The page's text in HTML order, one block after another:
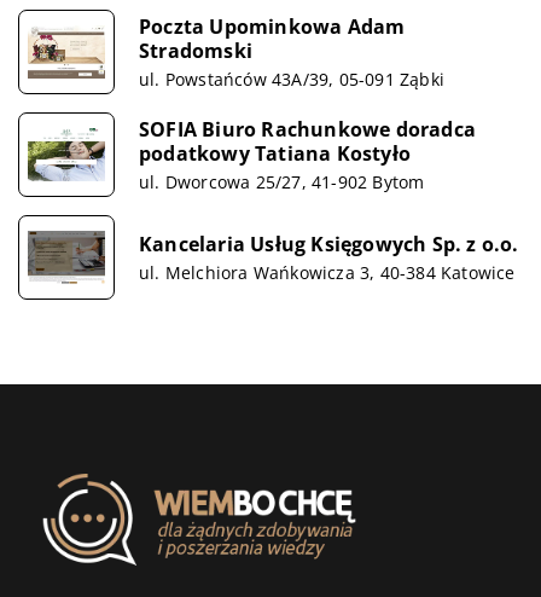
Poczta Upominkowa Adam
Stradomski
ul. Powstańców 43A/39, 05-091 Ząbki
SOFIA Biuro Rachunkowe doradca
podatkowy Tatiana Kostyło
ul. Dworcowa 25/27, 41-902 Bytom
Kancelaria Usług Księgowych Sp. z o.o.
ul. Melchiora Wańkowicza 3, 40-384 Katowice